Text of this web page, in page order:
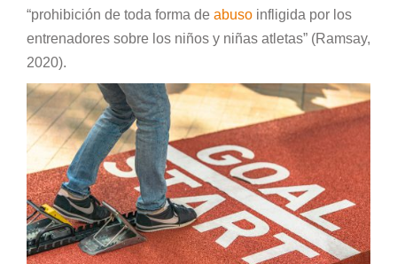
“prohibición de toda forma de abuso infligida por los
entrenadores sobre los niños y niñas atletas” (Ramsay,
2020).